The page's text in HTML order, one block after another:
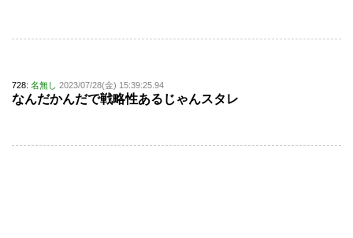
728: 名無し 2023/07/28(金) 15:39:25.94
なんだかんだで戦略性あるじゃんスタレ